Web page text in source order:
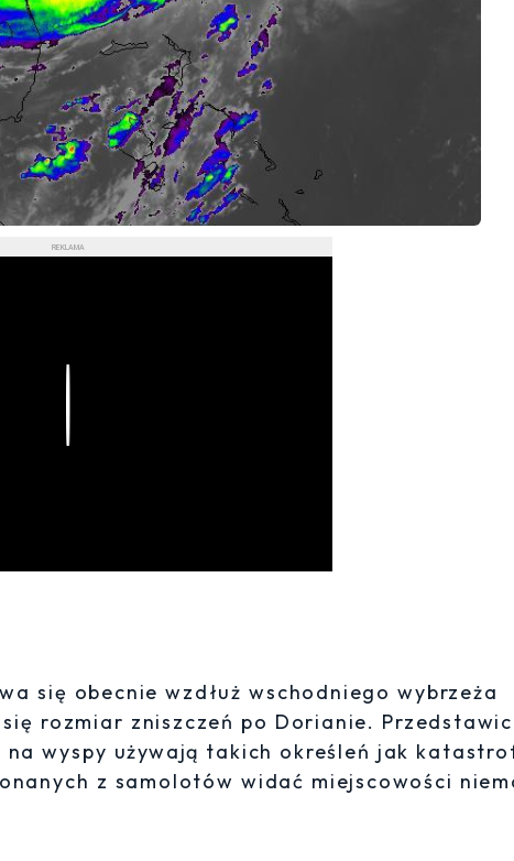
REKLAMA
się obecnie wzdłuż wschodniego wybrzeża
rozmiar zniszczeń po Dorianie.
wyspy używają takich określeń jak
z samolotów widać miejscowości